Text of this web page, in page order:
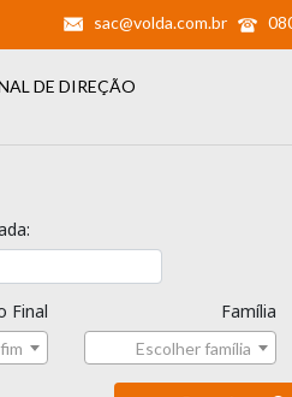
sac@volda.com.br
DE DIREÇÃO
Final Família
Escolher família